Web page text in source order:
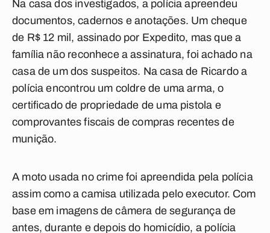
Na casa dos investigados, a polícia apreendeu
documentos, cadernos e anotações. Um cheque
de R$ 12 mil, assinado por Expedito, mas que a
família não reconhece a assinatura, foi achado na
casa de um dos suspeitos. Na casa de Ricardo a
polícia encontrou um coldre de uma arma, o
certificado de propriedade de uma pistola e
comprovantes fiscais de compras recentes de
munição.
A moto usada no crime foi apreendida pela polícia
assim como a camisa utilizada pelo executor. Com
base em imagens de câmera de segurança de
antes, durante e depois do homicídio, a polícia